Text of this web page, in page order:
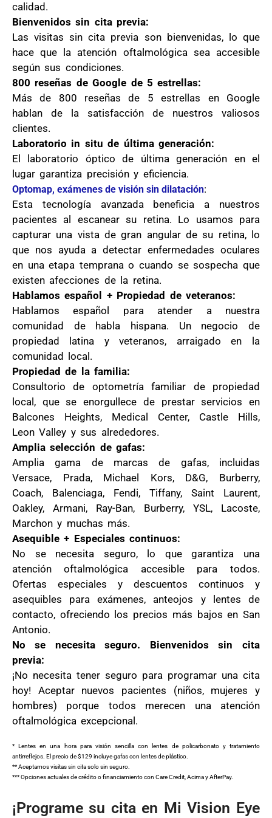
calidad.
Bienvenidos sin cita previa:
Las visitas sin cita previa son bienvenidas, lo que
hace que la atención oftalmológica sea accesible
según sus condiciones.
800 reseñas de Google de 5 estrellas:
Más de 800 reseñas de 5 estrellas en Google
hablan de la satisfacción de nuestros valiosos
clientes.
Laboratorio in situ de última generación:
El laboratorio óptico de última generación en el
lugar garantiza precisión y eficiencia.
Optomap, exámenes de visión sin dilatación:
Esta tecnología avanzada beneficia a nuestros
pacientes al escanear su retina. Lo usamos para
capturar una vista de gran angular de su retina, lo
que nos ayuda a detectar enfermedades oculares
en una etapa temprana o cuando se sospecha que
existen afecciones de la retina.
Hablamos español + Propiedad de veteranos:
Hablamos español para atender a nuestra
comunidad de habla hispana. Un negocio de
propiedad latina y veteranos, arraigado en la
comunidad local.
Propiedad de la familia:
Consultorio de optometría familiar de propiedad
local, que se enorgullece de prestar servicios en
Balcones Heights, Medical Center, Castle Hills,
Leon Valley y sus alrededores.
Amplia selección de gafas:
Amplia gama de marcas de gafas, incluidas
Versace, Prada, Michael Kors, D&G, Burberry,
Coach, Balenciaga, Fendi, Tiffany, Saint Laurent,
Oakley, Armani, Ray-Ban, Burberry, YSL, Lacoste,
Marchon y muchas más.
Asequible + Especiales continuos:
No se necesita seguro, lo que garantiza una
atención oftalmológica accesible para todos.
Ofertas especiales y descuentos continuos y
asequibles para exámenes, anteojos y lentes de
contacto, ofreciendo los precios más bajos en San
Antonio.
No se necesita seguro. Bienvenidos sin cita
previa:
¡No necesita tener seguro para programar una cita
hoy!
Aceptar nuevos pacientes (niños, mujeres y
hombres) porque todos merecen una atención
oftalmológica excepcional.
* Lentes en una hora para visión sencilla con lentes de policarbonato y tratamiento
antirreflejos. El precio de $129 incluye gafas con lentes de plástico.
** Aceptamos visitas sin cita solo sin seguro.
*** Opciones actuales de crédito o financiamiento con Care Credit, Acima y AfterPay.
¡Programe su cita en Mi Vision Eye